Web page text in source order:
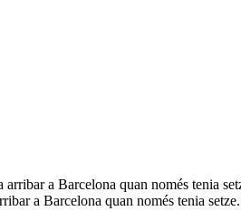
a Barcelona quan només tenia